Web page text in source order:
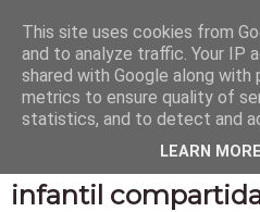
Cómo amueblar
infantil
This site uses cookies from
and to analyze traffic. Your IP
shared with Google along
metrics to ensure quality of
statistics, and to detect and
LEARN MORE